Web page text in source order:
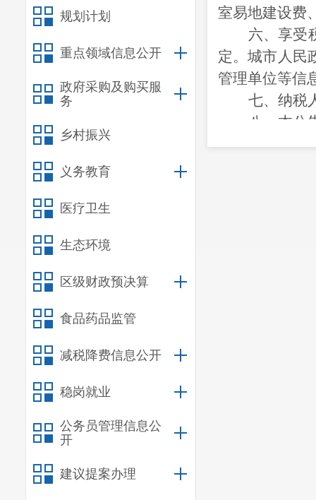
规划计划
重点领域信息公开
政府采购及购买服
务
乡村振兴
义务教育
医疗卫生
生态环境
区级财政预决算
食品药品监管
减税降费信息公开
稳岗就业
公务员管理信息公
开
建议提案办理
室易地建设费
六、享受
定。城市人民
管理单位等信
七、纳税
八、本公
特此公告